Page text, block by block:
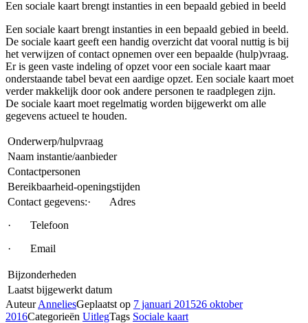
Een sociale kaart brengt instanties in een bepaald gebied in beeld
Een sociale kaart brengt instanties in een bepaald gebied in beeld.
De sociale kaart geeft een handig overzicht dat vooral nuttig is bij
het verwijzen of contact opnemen over een bepaalde (hulp)vraag.
Er is geen vaste indeling of opzet voor een sociale kaart maar
onderstaande tabel bevat een aardige opzet. Een sociale kaart moet
verder makkelijk door ook andere personen te raadplegen zijn.
De sociale kaart moet regelmatig worden bijgewerkt om alle
gegevens actueel te houden.
Onderwerp/hulpvraag
Naam instantie/aanbieder
Contactpersonen
Bereikbaarheid-openingstijden
Contact gegevens:· Adres
· Telefoon
· Email
Bijzonderheden
Laatst bijgewerkt datum
AuteurAnneliesGeplaatst op 7 januari 201526 oktober
2016Categorieën UitlegTags Sociale kaart